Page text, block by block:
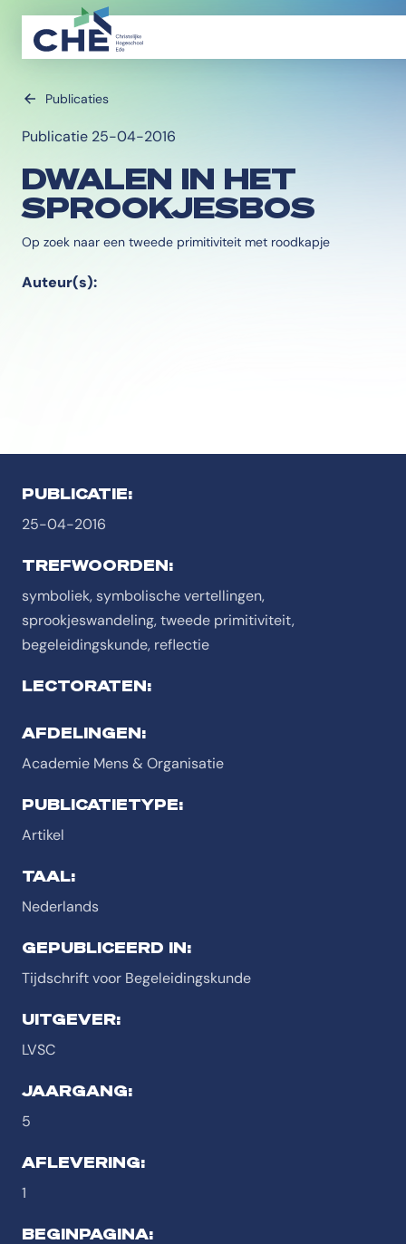
Publicaties
Publicatie 25-04-2016
DWALEN IN HET
SPROOKJESBOS
Op zoek naar een tweede primitiviteit met roodkapje
Auteur(s):
PUBLICATIE:
25-04-2016
TREFWOORDEN:
symboliek, symbolische vertellingen,
sprookjeswandeling, tweede primitiviteit,
begeleidingskunde, reflectie
LECTORATEN:
AFDELINGEN:
Academie Mens & Organisatie
PUBLICATIETYPE:
Artikel
TAAL:
Nederlands
GEPUBLICEERD IN:
Tijdschrift voor Begeleidingskunde
UITGEVER:
LVSC
JAARGANG:
5
AFLEVERING:
1
BEGINPAGINA: